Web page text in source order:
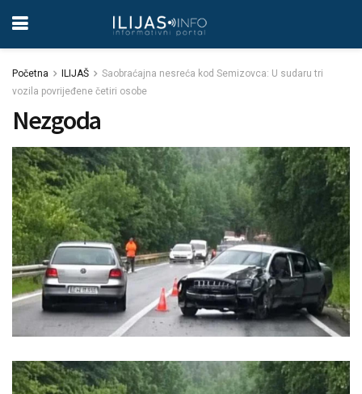
Početna ILIJAŠ
Saobraćajna nesreća kod Semizovca: U sudaru tri
vozila povrijeđene četiri osobe
Nezgoda